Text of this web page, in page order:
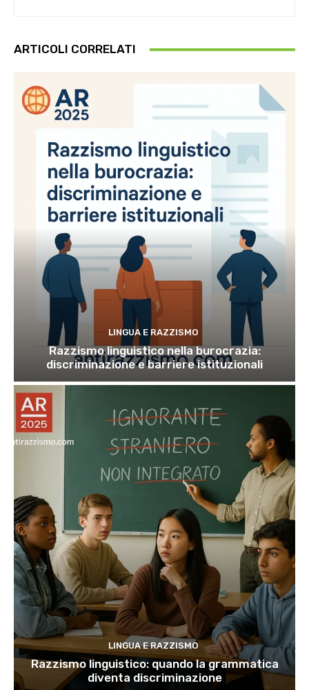
ARTICOLI CORRELATI
LINGUA E RAZZISMO
Razzismo linguistico nella burocrazia:
discriminazione e barriere istituzionali
LINGUA E RAZZISMO
Razzismo linguistico: quando la grammatica
diventa discriminazione